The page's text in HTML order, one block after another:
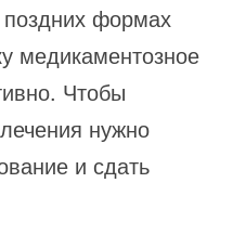
формах
медикаментозное
Чтобы
нужно
и сдать